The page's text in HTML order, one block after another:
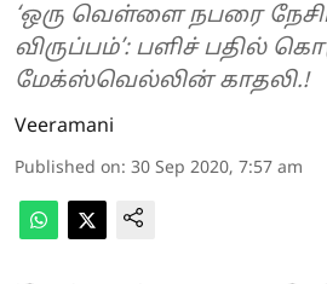
‘ஒரு வெள்ளை நபரை
விருப்பம்’: பளிச் பதில்
மேக்ஸ்வெல்லின் காதலி.!
Veeramani
Published on: 30 Sep 2020, 7:57 am